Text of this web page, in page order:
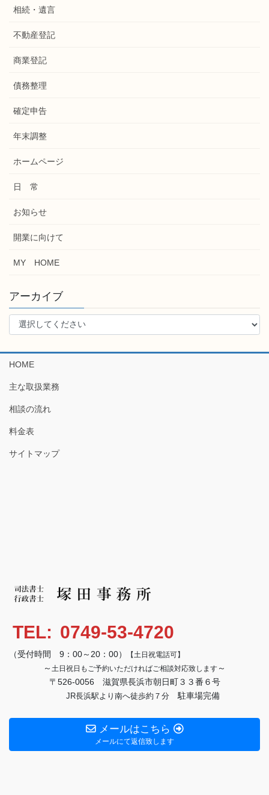
相続・遺言
不動産登記
商業登記
債務整理
確定申告
年末調整
ホームページ
日 常
お知らせ
開業に向けて
MY HOME
アーカイブ
HOME
主な取扱業務
相談の流れ
料金表
サイトマップ
TEL: 0749-53-4720
（受付時間 9：00～20：00） 【土日祝電話可】
～ 土日祝日もご予約いただければご相談対応致します ～
〒526-0056 滋賀県長浜市朝日町３３番６号
JR長浜駅より南へ徒歩約７分 駐車場完備
メールはこちら
メールにて返信致します